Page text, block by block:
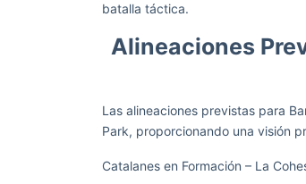
batalla táctica.
Alineaciones
Las alineaciones previstas para
Park, proporcionando una visión
Catalanes en Formación – La